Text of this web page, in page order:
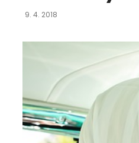
Posted
9. 4. 2018